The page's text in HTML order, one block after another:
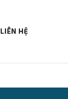
LIÊN HỆ